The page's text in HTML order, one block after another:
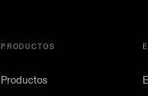
PRODUCTOS
Productos